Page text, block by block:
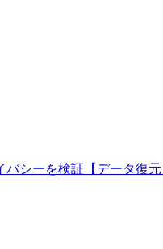
バシーを検証【データ復